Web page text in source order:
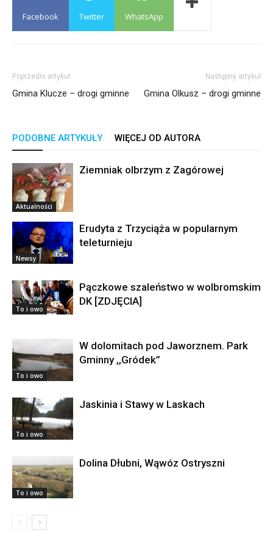
Facebook Twitter WhatsApp
Poprzedni artykuł
Gmina Klucze – drogi gminne
Następny artykuł
Gmina Olkusz – drogi gminne
PODOBNE ARTYKUŁY WIĘCEJ OD AUTORA
Aktualności
Ziemniak olbrzym z Zagórowej
Newsy
Erudyta z Trzyciąża w popularnym
teleturnieju
To i owo
Pączkowe szaleństwo w wolbromskim
DK [ZDJĘCIA]
To i owo
W dolomitach pod Jaworznem. Park
Gminny ,,Gródek”
To i owo
Jaskinia i Stawy w Laskach
To i owo
Dolina Dłubni, Wąwóz Ostryszni